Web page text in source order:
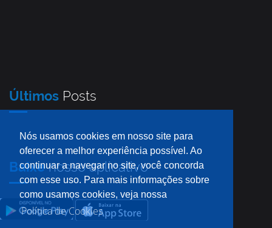
Nós usamos cookies em nosso site para
oferecer a melhor experiência possível. Ao
continuar a navegar no site, você concorda
com esse uso. Para mais informações sobre
como usamos cookies, veja nossa
Política de Cookies
Últimos Posts
Baixenosso aplicativo